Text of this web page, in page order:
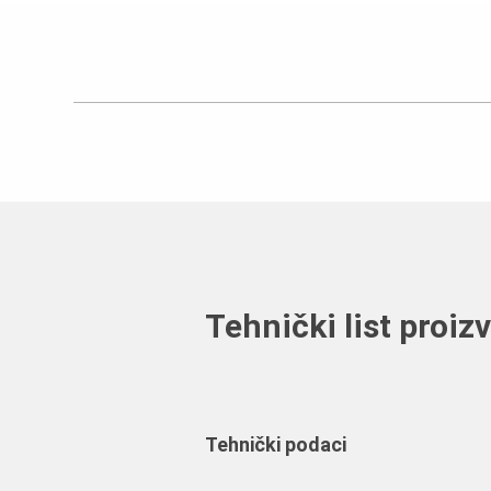
Tehnički list
Tehnički podaci